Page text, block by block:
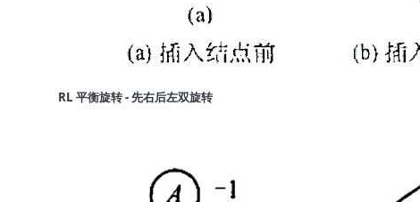
RL 平衡旋转 - 先右后左双旋转